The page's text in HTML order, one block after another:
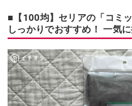
■【100均】セリアの「コミ
しっかりでおすすめ！ 一気